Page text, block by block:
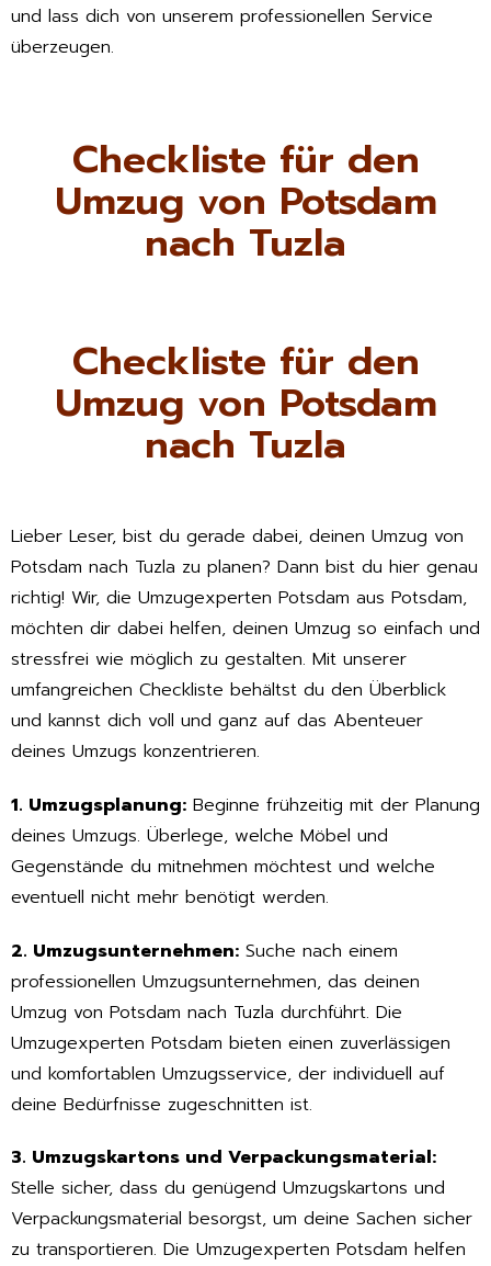
und lass dich von unserem professionellen Service
überzeugen.
Checkliste für den
Umzug von Potsdam
nach Tuzla
Checkliste für den
Umzug von Potsdam
nach Tuzla
Lieber Leser, bist du gerade dabei, deinen Umzug von
Potsdam nach Tuzla zu planen? Dann bist du hier genau
richtig! Wir, die Umzugexperten Potsdam aus Potsdam,
möchten dir dabei helfen, deinen Umzug so einfach und
stressfrei wie möglich zu gestalten. Mit unserer
umfangreichen Checkliste behältst du den Überblick
und kannst dich voll und ganz auf das Abenteuer
deines Umzugs konzentrieren.
1. Umzugsplanung: Beginne frühzeitig mit der Planung
deines Umzugs. Überlege, welche Möbel und
Gegenstände du mitnehmen möchtest und welche
eventuell nicht mehr benötigt werden.
2. Umzugsunternehmen: Suche nach einem
professionellen Umzugsunternehmen, das deinen
Umzug von Potsdam nach Tuzla durchführt. Die
Umzugexperten Potsdam bieten einen zuverlässigen
und komfortablen Umzugsservice, der individuell auf
deine Bedürfnisse zugeschnitten ist.
3. Umzugskartons und Verpackungsmaterial:
Stelle sicher, dass du genügend Umzugskartons und
Verpackungsmaterial besorgst, um deine Sachen sicher
zu transportieren. Die Umzugexperten Potsdam helfen